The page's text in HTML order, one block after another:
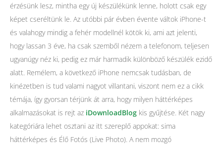
érzésünk lesz, mintha egy új készülékünk lenne, holott csak egy
képet cseréltünk le. Az utóbbi pár évben évente váltok iPhone-t
és valahogy mindig a fehér modellnél kötök ki, ami azt jelenti,
hogy lassan 3 éve, ha csak szemből nézem a telefonom, teljesen
ugyanúgy néz ki, pedig ez már harmadik különböző készülék ezidő
alatt. Remélem, a következő iPhone nemcsak tudásban, de
kinézetben is tud valami nagyot villantani, viszont nem ez a cikk
témája, így gyorsan térjünk át arra, hogy milyen háttérképes
alkalmazásokat is rejt az iDownloadBlog kis gyűjtése. Két nagy
kategóriára lehet osztani az itt szereplő appokat: sima
háttérképes és Élő Fotós (Live Photo). A nem mozgó